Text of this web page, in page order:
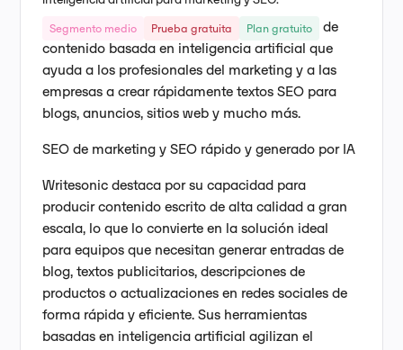
Segmento medio Prueba gratuita Plan gratuito
Writesonic es una plataforma de generación de
contenido basada en inteligencia artificial que
ayuda a los profesionales del marketing y a las
empresas a crear rápidamente textos SEO para
blogs, anuncios, sitios web y mucho más.
SEO de marketing y SEO rápido y generado por IA
Writesonic destaca por su capacidad para
producir contenido escrito de alta calidad a gran
escala, lo que lo convierte en la solución ideal
para equipos que necesitan generar entradas de
blog, textos publicitarios, descripciones de
productos o actualizaciones en redes sociales de
forma rápida y eficiente. Sus herramientas
basadas en inteligencia artificial agilizan el